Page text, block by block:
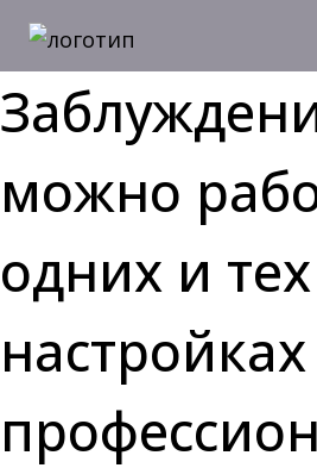
содержимому
можно
одних и
настройках